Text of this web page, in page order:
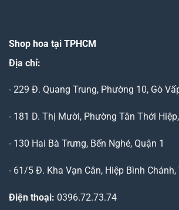
Shop hoa tại TPHCM
Địa chỉ:
- 229 Đ. Quang Trung, Phường 10, Gò
- 181 D. Thị Mười, Phường Tân Thới
- 130 Hai Bà Trưng, Bến Nghé, Quận 1
- 61/5 Đ. Kha Vạn Cân, Hiệp Bình
Điện thoại: 0396.72.73.74